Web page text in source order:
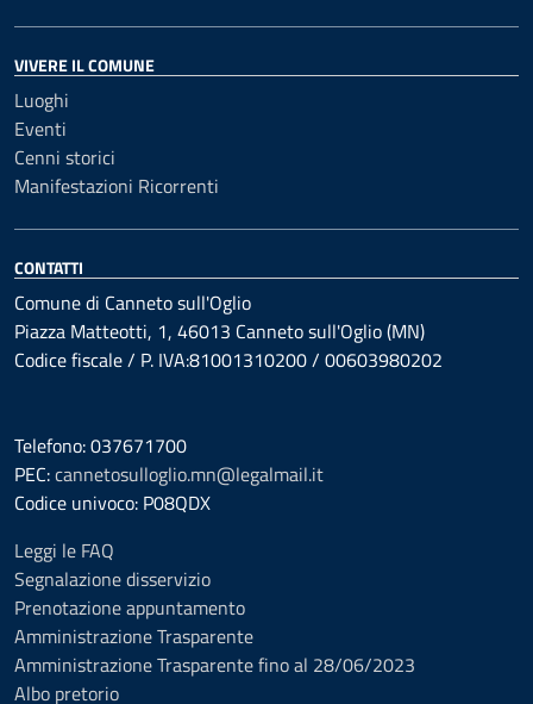
VIVERE IL COMUNE
Luoghi
Eventi
Cenni storici
Manifestazioni Ricorrenti
CONTATTI
Comune di Canneto sull'Oglio
Piazza Matteotti, 1, 46013 Canneto sull'Oglio (MN)
Codice fiscale / P. IVA:81001310200 / 00603980202
Telefono: 037671700
PEC:cannetosulloglio.mn@legalmail.it
Codice univoco: P08QDX
Leggi le FAQ
Segnalazione disservizio
Prenotazione appuntamento
Amministrazione Trasparente
Amministrazione Trasparente fino al 28/06/2023
Albo pretorio